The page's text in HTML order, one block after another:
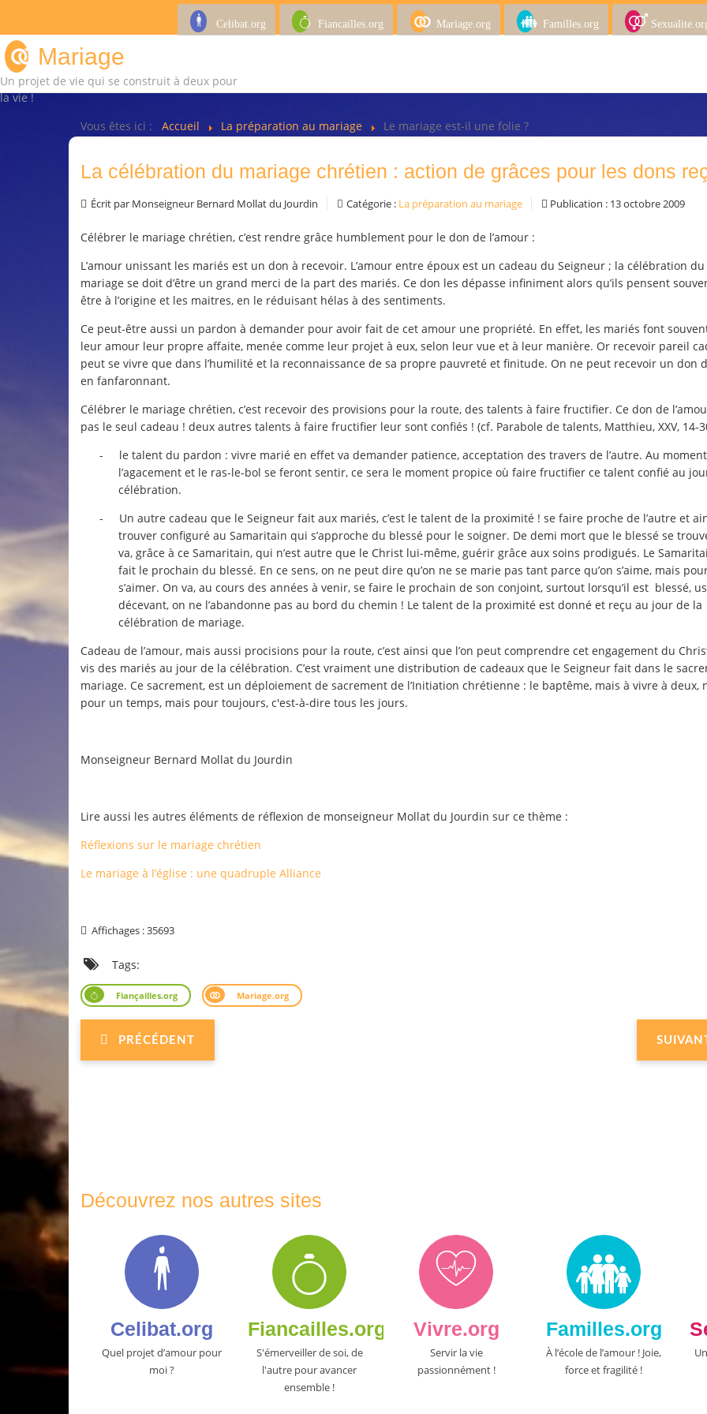
Celibat.org Fiancailles.org Mariage.org Familles.org
Mariage
Un projet de vie qui se construit à deux pour
la vie !
Vous êtes ici :
Accueil La préparation au mariage Le mariage est-il une folie ?
La célébration du mariage chrétien : action de grâces pour les dons
Écrit par Monseigneur Bernard Mollat du Jourdin Catégorie : La préparation au mariage Publication : 13 octobre 2009
Célébrer le mariage chrétien, c’est rendre grâce humblement pour le don de l’amour :
L’amour unissant les mariés est un don à recevoir. L’amour entre époux est un cadeau du Seigneur ; la célébration du
mariage se doit d’être un grand merci de la part des mariés. Ce don les dépasse infiniment alors qu’ils pensent
être à l’origine et les maitres, en le réduisant hélas à des sentiments.
Ce peut-être aussi un pardon à demander pour avoir fait de cet amour une propriété. En effet, les mariés font
leur amour leur propre affaite, menée comme leur projet à eux, selon leur vue et à leur manière. Or recevoir pareil
peut se vivre que dans l’humilité et la reconnaissance de sa propre pauvreté et finitude. On ne peut recevoir un don
en fanfaronnant.
Célébrer le mariage chrétien, c’est recevoir des provisions pour la route, des talents à faire fructifier. Ce don de
pas le seul cadeau ! deux autres talents à faire fructifier leur sont confiés ! (cf. Parabole de talents, Matthieu, XXV, 14-
-
le talent du pardon : vivre marié en effet va demander patience, acceptation des travers de l’autre. Au
l’agacement et le ras-le-bol se feront sentir, ce sera le moment propice où faire fructifier ce talent confié au
célébration.
-
Un autre cadeau que le Seigneur fait aux mariés, c’est le talent de la proximité ! se faire proche de l’autre et
trouver configuré au Samaritain qui s’approche du blessé pour le soigner. De demi mort que le blessé se
va, grâce à ce Samaritain, qui n’est autre que le Christ lui-même, guérir grâce aux soins prodigués. Le
fait le prochain du blessé. En ce sens, on ne peut dire qu’on ne se marie pas tant parce qu’on s’aime, mais
s’aimer. On va, au cours des années à venir, se faire le prochain de son conjoint, surtout lorsqu’il est blessé,
décevant, on ne l’abandonne pas au bord du chemin ! Le talent de la proximité est donné et reçu au jour de la
célébration de mariage.
Cadeau de l’amour, mais aussi procisions pour la route, c’est ainsi que l’on peut comprendre cet engagement du
vis des mariés au jour de la célébration. C’est vraiment une distribution de cadeaux que le Seigneur fait dans le
mariage. Ce sacrement, est un déploiement de sacrement de l’Initiation chrétienne : le baptême, mais à vivre à deux,
pour un temps, mais pour toujours, c'est-à-dire tous les jours.
Monseigneur Bernard Mollat du Jourdin
Lire aussi les autres éléments de réflexion de monseigneur Mollat du Jourdin sur ce thème :
Réflexions sur le mariage chrétien
Le mariage à l’église : une quadruple Alliance
Affichages : 35693
Tags:
Fiançailles.org Mariage.org
PRÉCÉDENT
Découvrez nos autres sites
Celibat.org
Quel projet d’amour pour
moi ?
Fiancailles.org
S'émerveiller de soi, de
l'autre pour avancer
ensemble !
Vivre.org
Servir la vie
passionnément !
Familles.org
À l’école de l’amour ! Joie,
force et fragilité !